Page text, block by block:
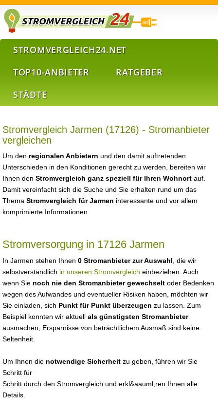
STROMVERGLEICH24.NET
TOP10-ANBIETER
RATGEBER
STÄDTE
Stromvergleich Jarmen (17126) - Stromanbieter
vergleichen
Um den regionalen Anbietern und den damit auftretenden
Unterschieden in den Konditionen gerecht zu werden, bereiten wir
Ihnen den Stromvergleich ganz speziell für Ihren Wohnort auf.
Damit vereinfacht sich die Suche und Sie erhalten rund um das
Thema Stromvergleich für Jarmen interessante und vor allem
komprimierte Informationen.
Stromversorgung in 17126 Jarmen
In Jarmen stehen Ihnen 0 Stromanbieter zur Auswahl , die wir
selbstverständlich in unseren Stromvergleich einbeziehen. Auch
wenn Sie noch nie den Stromanbieter gewechselt oder Bedenken
wegen des Aufwandes und eventueller Risiken haben, möchten wir
Sie einladen, sich Punkt für Punkt überzeugen zu lassen. Zum
Beispiel konnten wir aktuell als günstigsten Stromanbieter
ausmachen, Ersparnisse von beträchtlichem Ausmaß sind keine
Seltenheit.
Um Ihnen die notwendige Sicherheit zu geben, führen wir Sie
Schritt für
Schritt durch den Stromvergleich und erkl&aauml;ren Ihnen alle
Details.